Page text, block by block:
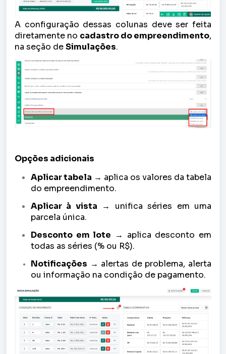
A configuração dessas colunas deve ser feita
diretamente no cadastro do empreendimento,
na seção deSimulações.
Opções adicionais
Aplicar tabela → aplica os valores da tabela
do empreendimento.
Aplicar à vista → unifica séries em uma
parcela única.
Desconto em lote → aplica desconto em
todas as séries (% ou R$).
Notificações → alertas de problema, alerta
ou informação na condição de pagamento.